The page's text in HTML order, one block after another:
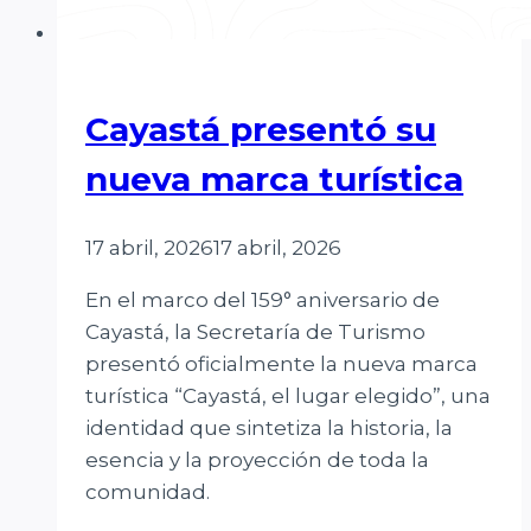
Cayastá presentó su
nueva marca turística
17 abril, 202617 abril, 2026
En el marco del 159° aniversario de
Cayastá, la Secretaría de Turismo
presentó oficialmente la nueva marca
turística “Cayastá, el lugar elegido”, una
identidad que sintetiza la historia, la
esencia y la proyección de toda la
comunidad.